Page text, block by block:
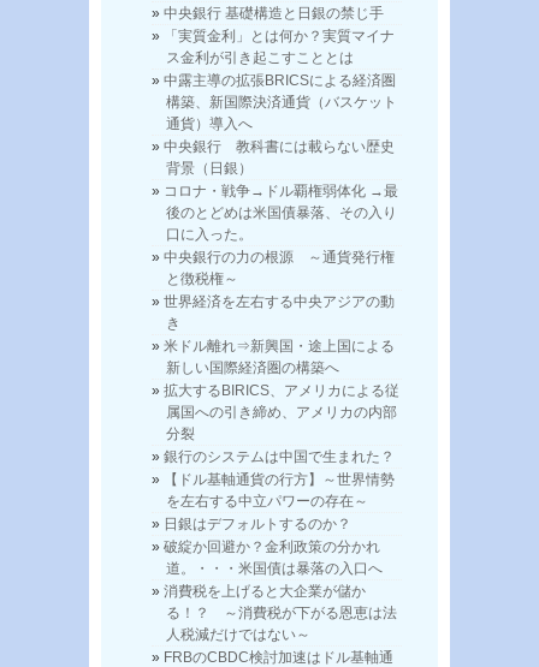
中央銀行 基礎構造と日銀の禁じ手
「実質金利」とは何か？実質マイナ
ス金利が引き起こすこととは
中露主導の拡張BRICSによる経済圏
構築、新国際決済通貨（バスケット
通貨）導入へ
中央銀行 教科書には載らない歴史
背景（日銀）
コロナ・戦争→ドル覇権弱体化 →最
後のとどめは米国債暴落、その入り
口に入った。
中央銀行の力の根源 ～通貨発行権
と徴税権～
世界経済を左右する中央アジアの動
き
米ドル離れ⇒新興国・途上国による
新しい国際経済圏の構築へ
拡大するBIRICS、アメリカによる従
属国への引き締め、アメリカの内部
分裂
銀行のシステムは中国で生まれた？
【ドル基軸通貨の行方】～世界情勢
を左右する中立パワーの存在～
日銀はデフォルトするのか？
破綻か回避か？金利政策の分かれ
道。・・・米国債は暴落の入口へ
消費税を上げると大企業が儲か
る！？ ～消費税が下がる恩恵は法
人税減だけではない～
FRBのCBDC検討加速はドル基軸通